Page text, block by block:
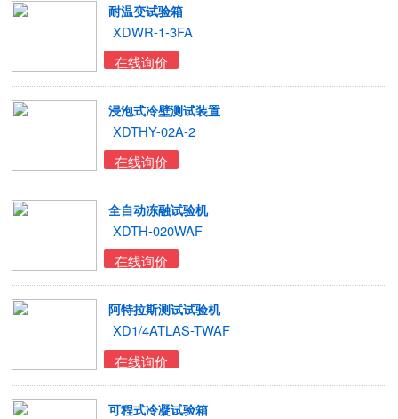
耐温变试验箱
XDWR-1-3FA
在线询价
浸泡式冷壁测试装置
XDTHY-02A-2
在线询价
全自动冻融试验机
XDTH-020WAF
在线询价
阿特拉斯测试试验机
XD1/4ATLAS-TWAF
在线询价
可程式冷凝试验箱